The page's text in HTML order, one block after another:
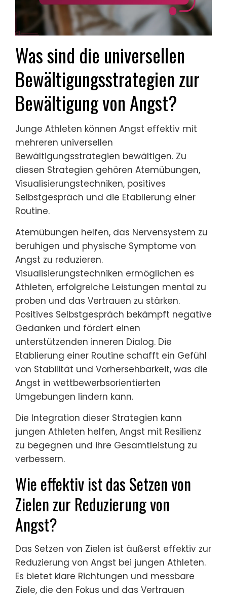
Was sind die universellen
Bewältigungsstrategien zur
Bewältigung von Angst?
Junge Athleten können Angst effektiv mit
mehreren universellen
Bewältigungsstrategien bewältigen. Zu
diesen Strategien gehören Atemübungen,
Visualisierungstechniken, positives
Selbstgespräch und die Etablierung einer
Routine.
Atemübungen helfen, das Nervensystem zu
beruhigen und physische Symptome von
Angst zu reduzieren.
Visualisierungstechniken ermöglichen es
Athleten, erfolgreiche Leistungen mental zu
proben und das Vertrauen zu stärken.
Positives Selbstgespräch bekämpft negative
Gedanken und fördert einen
unterstützenden inneren Dialog. Die
Etablierung einer Routine schafft ein Gefühl
von Stabilität und Vorhersehbarkeit, was die
Angst in wettbewerbsorientierten
Umgebungen lindern kann.
Die Integration dieser Strategien kann
jungen Athleten helfen, Angst mit Resilienz
zu begegnen und ihre Gesamtleistung zu
verbessern.
Wie effektiv ist das Setzen von
Zielen zur Reduzierung von
Angst?
Das Setzen von Zielen ist äußerst effektiv zur
Reduzierung von Angst bei jungen Athleten.
Es bietet klare Richtungen und messbare
Ziele, die den Fokus und das Vertrauen